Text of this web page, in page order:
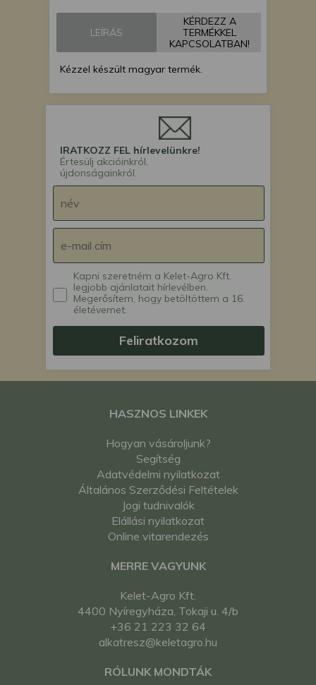
LEÍRÁS
KÉRDEZZ A
TERMÉKKEL
KAPCSOLATBAN!
Kézzel készült magyar termék.
IRATKOZZ FEL hírlevelünkre!
Értesülj akcióinkról,
újdonságainkról.
Kapni szeretném a Kelet-Agro Kft.
legjobb ajánlatait hírlevélben.
Megerősítem, hogy betöltöttem a 16.
életévemet.
Feliratkozom
HASZNOS LINKEK
Hogyan vásároljunk?
Segítség
Adatvédelmi nyilatkozat
Általános Szerződési Feltételek
Jogi tudnivalók
Elállási nyilatkozat
Online vitarendezés
MERRE VAGYUNK
Kelet-Agro Kft.
4400 Nyíregyháza, Tokaji u. 4/b
+36 21 223 32 64
alkatresz@keletagro.hu
RÓLUNK MONDTÁK